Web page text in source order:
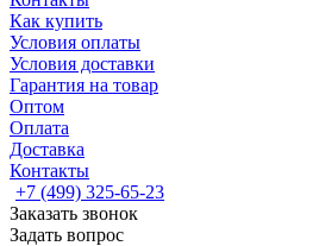
Как купить
Условия оплаты
Условия доставки
Гарантия на товар
Оптом
Оплата
Доставка
Контакты
+7 (499) 325-65-23
Заказать звонок
Задать вопрос